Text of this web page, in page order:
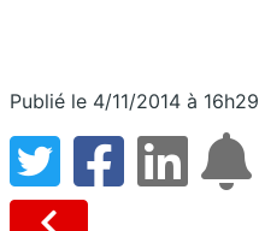
Publié le 4/11/2014 à 16h29